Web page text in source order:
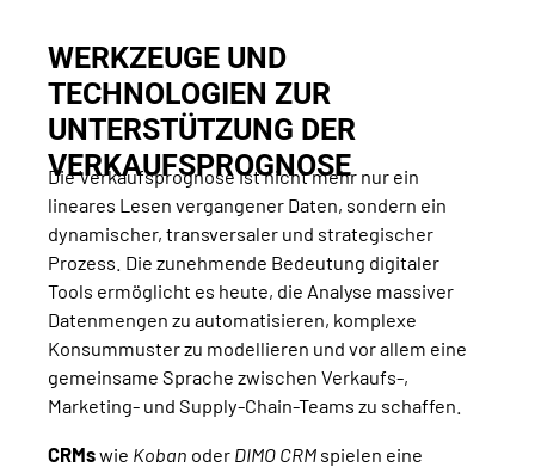
WERKZEUGE UND
TECHNOLOGIEN ZUR
UNTERSTÜTZUNG DER
VERKAUFSPROGNOSE
Die Verkaufsprognose ist nicht mehr nur ein
lineares Lesen vergangener Daten, sondern ein
dynamischer, transversaler und strategischer
Prozess. Die zunehmende Bedeutung digitaler
Tools ermöglicht es heute, die Analyse massiver
Datenmengen zu automatisieren, komplexe
Konsummuster zu modellieren und vor allem eine
gemeinsame Sprache zwischen Verkaufs-,
Marketing- und Supply-Chain-Teams zu schaffen.
CRMswie Koban oder DIMO CRM spielen eine